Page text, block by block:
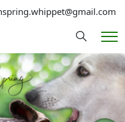
Hledání